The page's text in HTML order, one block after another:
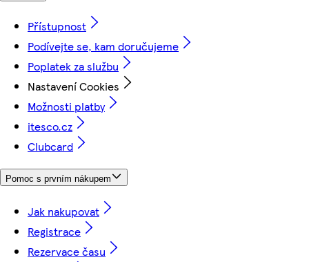
Přístupnost
Podívejte se, kam doručujeme
Poplatek za službu
Nastavení Cookies
Možnosti platby
itesco.cz
Clubcard
Pomoc s prvním nákupem
Jak nakupovat
Registrace
Rezervace času